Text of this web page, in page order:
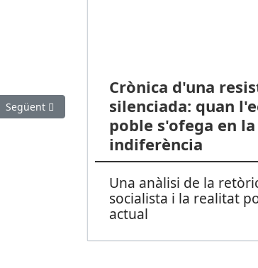
Article següent: SOCIETAT: Uns 900 participants es
Següent
Crònica d'una
silenciada: quan
poble s'ofega en la
indiferència
Una anàlisi de la
socialista i la realitat
actual